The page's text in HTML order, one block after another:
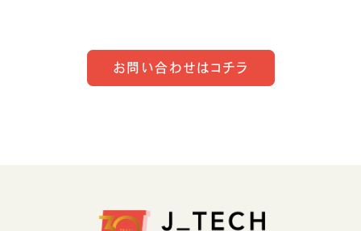
お問い合わせはコチラ